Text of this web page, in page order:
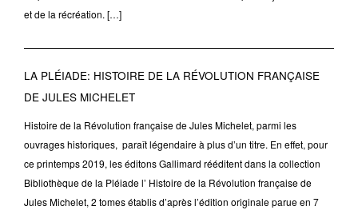
et de la récréation. […]
LA PLÉIADE: HISTOIRE DE LA RÉVOLUTION FRANÇAISE
DE JULES MICHELET
Histoire de la Révolution française de Jules Michelet, parmi les
ouvrages historiques, paraît légendaire à plus d’un titre. En effet, pour
ce printemps 2019, les éditons Gallimard rééditent dans la collection
Bibliothèque de la Pléiade l’ Histoire de la Révolution française de
Jules Michelet, 2 tomes établis d’après l’édition originale parue en 7